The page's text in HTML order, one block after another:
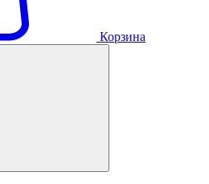
Корзина